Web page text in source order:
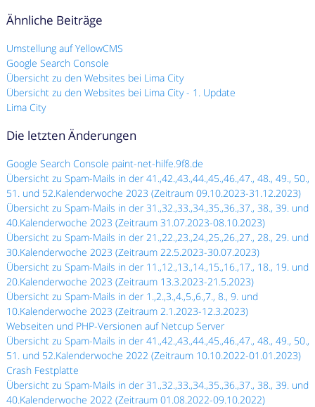
Ähnliche Beiträge
Umstellung auf YellowCMS
Google Search Console
Übersicht zu den Websites bei Lima City
Übersicht zu den Websites bei Lima City - 1. Update
Lima City
Die letzten Änderungen
Google Search Console paint-net-hilfe.9f8.de
Übersicht zu Spam-Mails in der 41.,42.,43.,44.,45.,46.,47., 48., 49., 50.,
51. und 52.Kalenderwoche 2023 (Zeitraum 09.10.2023-31.12.2023)
Übersicht zu Spam-Mails in der 31.,32.,33.,34.,35.,36.,37., 38., 39. und
40.Kalenderwoche 2023 (Zeitraum 31.07.2023-08.10.2023)
Übersicht zu Spam-Mails in der 21.,22.,23.,24.,25.,26.,27., 28., 29. und
30.Kalenderwoche 2023 (Zeitraum 22.5.2023-30.07.2023)
Übersicht zu Spam-Mails in der 11.,12.,13.,14.,15.,16.,17., 18., 19. und
20.Kalenderwoche 2023 (Zeitraum 13.3.2023-21.5.2023)
Übersicht zu Spam-Mails in der 1.,2.,3.,4.,5.,6.,7., 8., 9. und
10.Kalenderwoche 2023 (Zeitraum 2.1.2023-12.3.2023)
Webseiten und PHP-Versionen auf Netcup Server
Übersicht zu Spam-Mails in der 41.,42.,43.,44.,45.,46.,47., 48., 49., 50.,
51. und 52.Kalenderwoche 2022 (Zeitraum 10.10.2022-01.01.2023)
Crash Festplatte
Übersicht zu Spam-Mails in der 31.,32.,33.,34.,35.,36.,37., 38., 39. und
40.Kalenderwoche 2022 (Zeitraum 01.08.2022-09.10.2022)